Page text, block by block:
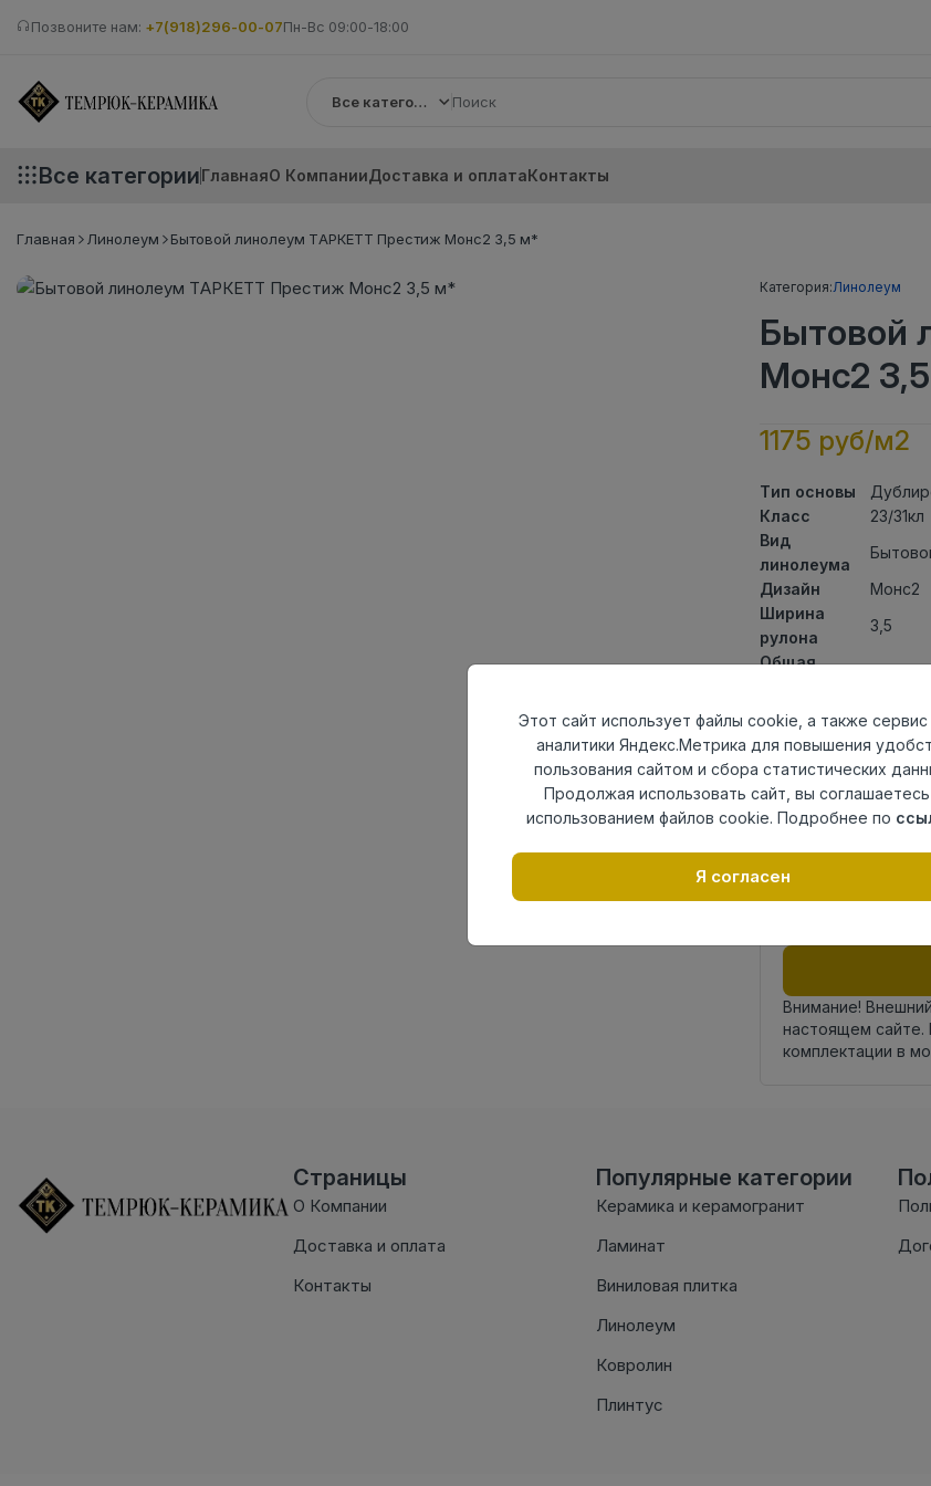
Позвоните нам: +7(918)296-00-07Пн-Вс 09:00-18:00
Все категории
Все категорииГлавнаяО КомпанииДоставка и оплатаКонтакты
Главная Линолеум Бытовой линолеум ТАРКЕТТ Престиж Монс2 3,5 м*
Категория:Линолеум
Бытовой
Монс2
1175 руб/м2
Тип основы
Класс
23/31кл
Вид
линолеума
Дизайн
Монс2
Ширина
рулона
3,5
Общая
Толщина
защитного
слоя
0,30мм
Актуальность
Снят с
Страна
происхождения
Россия
Осталось
Внимание!
настоящем сайте.
комплектации в
Страницы
О Компании
Доставка и оплата
Контакты
Популярные категории
Керамика и керамогранит
Ламинат
Виниловая плитка
Линолеум
Ковролин
Плинтус
Этот сайт использует файлы cookie, а также
аналитики Яндекс.Метрика для повышения
пользования сайтом и сбора статистических
Продолжая использовать сайт, вы
использованием файлов cookie. Подробнее по
Я согласен